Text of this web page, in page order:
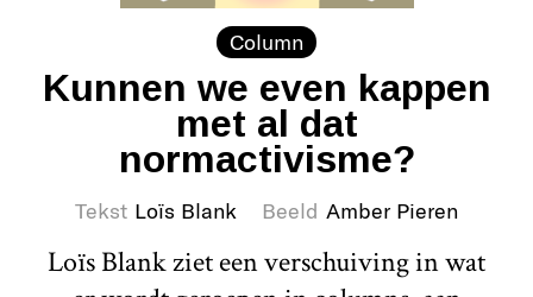
Column
Kunnen we even kappen
met al dat
normactivisme?
Tekst Loïs Blank Beeld Amber Pieren
Loïs Blank ziet een verschuiving in wat